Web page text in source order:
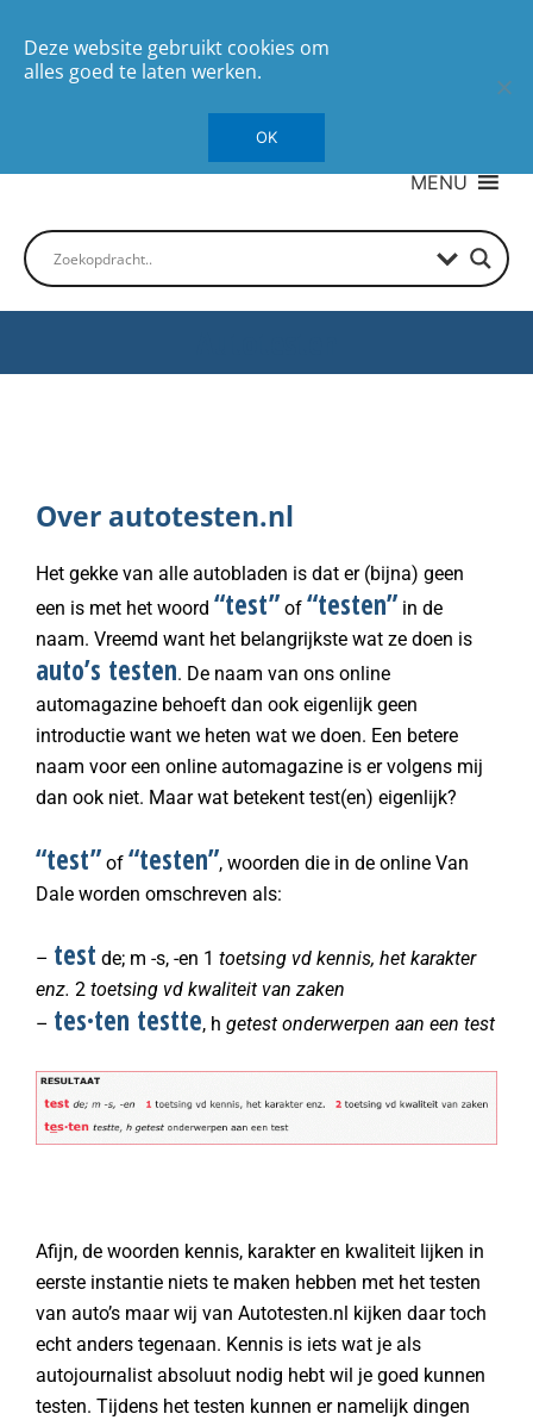
MENU
Over autotesten.nl
Het gekke van alle autobladen is dat er (bijna) geen
een is met het woord “test” of “testen” in de
naam. Vreemd want het belangrijkste wat ze doen is
auto’s testen. De naam van ons online
automagazine behoeft dan ook eigenlijk geen
introductie want we heten wat we doen. Een betere
naam voor een online automagazine is er volgens mij
dan ook niet. Maar wat betekent test(en) eigenlijk?
“test” of “testen”, woorden die in de online Van
Dale worden omschreven als:
– test de; m -s, -en 1 toetsing vd kennis, het karakter
enz. 2 toetsing vd kwaliteit van zaken
– tes·ten testte, h getest onderwerpen aan een test
Afijn, de woorden kennis, karakter en kwaliteit lijken in
eerste instantie niets te maken hebben met het testen
van auto’s maar wij van Autotesten.nl kijken daar toch
echt anders tegenaan. Kennis is iets wat je als
autojournalist absoluut nodig hebt wil je goed kunnen
testen. Tijdens het testen kunnen er namelijk dingen
Deze website gebruikt cookies om
alles goed te laten werken.
OK